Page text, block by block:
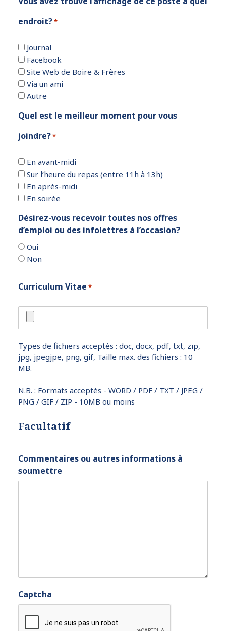
endroit?*
Journal
Facebook
Site Web de Boire & Frères
Via un ami
Autre
Quel est le meilleur moment pour vous
joindre?*
En avant-midi
Sur l’heure du repas (entre 11h à 13h)
En après-midi
En soirée
Désirez-vous recevoir toutes nos offres
d’emploi ou des infolettres à l’occasion?
Oui
Non
Curriculum Vitae *
Types de fichiers acceptés : doc, docx, pdf, txt, zip,
jpg, jpegjpe, png, gif, Taille max. des fichiers : 10
MB.
N.B. : Formats acceptés - WORD / PDF / TXT / JPEG /
PNG / GIF / ZIP - 10MB ou moins
Facultatif
Commentaires ou autres informations à
soumettre
Captcha